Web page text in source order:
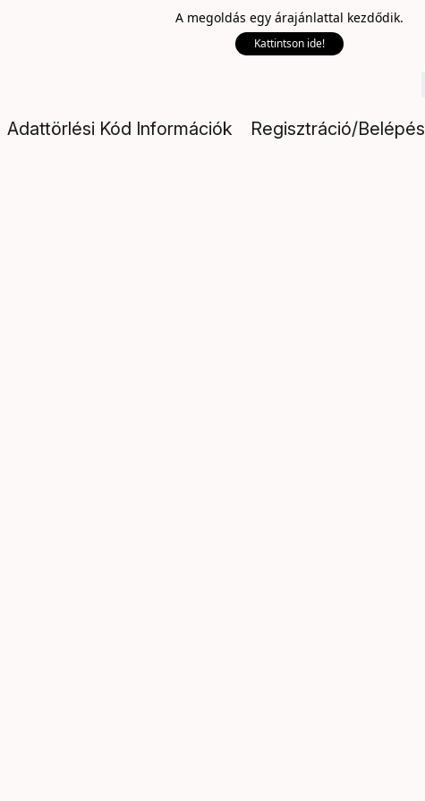
A megoldás egy árajánlattal kezdődik.
Kattintson ide!
Adattörlési Kód Információk Regisztráció/Belépés